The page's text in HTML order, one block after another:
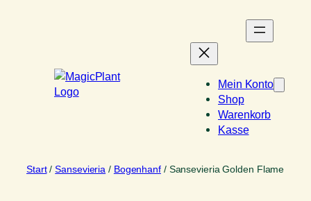
Mein Konto
Shop
Warenkorb
Kasse
Start/Sansevieria / Bogenhanf/ Sansevieria Golden Flame